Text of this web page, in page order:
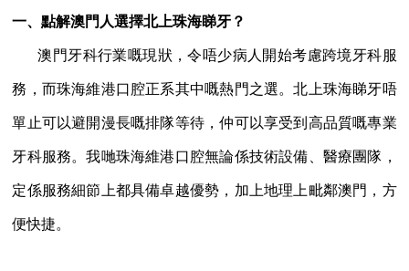
一、點解澳門人選擇北上珠海睇牙？
澳門牙科行業嘅現狀，令唔少病人開始考慮跨境牙科服
務，而珠海維港口腔正系其中嘅熱門之選。北上珠海睇牙唔
單止可以避開漫長嘅排隊等待，仲可以享受到高品質嘅專業
牙科服務。我哋珠海維港口腔無論係技術設備、醫療團隊，
定係服務細節上都具備卓越優勢，加上地理上毗鄰澳門，方
便快捷。